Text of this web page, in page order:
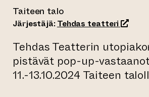
Taiteen talo
Järjestäjä: Tehdas teatteri (siirtyy
Tehdas Teatterin
pistävät pop-up-
11.-13.10.2024 Taiteen